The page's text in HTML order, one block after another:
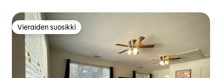
Vieraiden suosikki
Vieraiden suosikki